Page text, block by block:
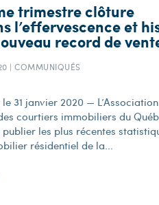
trimestre clôture
l’effervescence et
record de
| COMMUNIQUÉS
31 janvier 2020 — L’Association
courtiers immobiliers du
publier les plus récentes
résidentiel de la...